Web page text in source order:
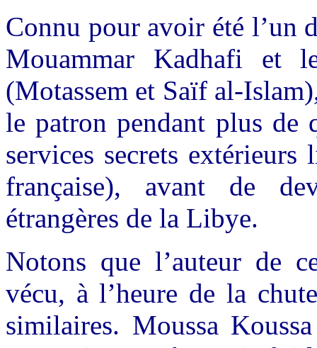
Connu pour avoir été l’un
Mouammar Kadhafi et
(Motassem et Saïf al-
le patron pendant plus de
services secrets
française), avant de
étrangères de la Libye.
Notons que l’auteur de
vécu, à l’heure de la
similaires. Moussa